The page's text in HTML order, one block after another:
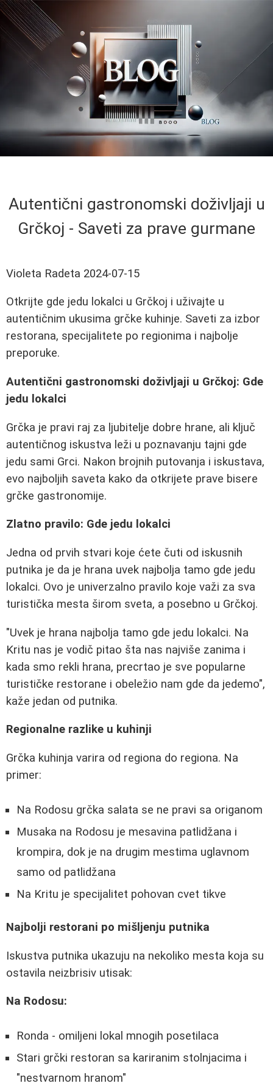
Autentični gastronomski doživljaji u
Grčkoj - Saveti za prave gurmane
Violeta Radeta 2024-07-15
Otkrijte gde jedu lokalci u Grčkoj i uživajte u
autentičnim ukusima grčke kuhinje. Saveti za izbor
restorana, specijalitete po regionima i najbolje
preporuke.
Autentični gastronomski doživljaji u Grčkoj: Gde
jedu lokalci
Grčka je pravi raj za ljubitelje dobre hrane, ali ključ
autentičnog iskustva leži u poznavanju tajni gde
jedu sami Grci. Nakon brojnih putovanja i iskustava,
evo najboljih saveta kako da otkrijete prave bisere
grčke gastronomije.
Zlatno pravilo: Gde jedu lokalci
Jedna od prvih stvari koje ćete čuti od iskusnih
putnika je da je hrana uvek najbolja tamo gde jedu
lokalci. Ovo je univerzalno pravilo koje važi za sva
turistička mesta širom sveta, a posebno u Grčkoj.
"Uvek je hrana najbolja tamo gde jedu lokalci. Na
Kritu nas je vodič pitao šta nas najviše zanima i
kada smo rekli hrana, precrtao je sve popularne
turističke restorane i obeležio nam gde da jedemo",
kaže jedan od putnika.
Regionalne razlike u kuhinji
Grčka kuhinja varira od regiona do regiona. Na
primer:
Na Rodosu grčka salata se ne pravi sa origanom
Musaka na Rodosu je mesavina patlidžana i
krompira, dok je na drugim mestima uglavnom
samo od patlidžana
Na Kritu je specijalitet pohovan cvet tikve
Najbolji restorani po mišljenju putnika
Iskustva putnika ukazuju na nekoliko mesta koja su
ostavila neizbrisiv utisak:
Na Rodosu:
Ronda - omiljeni lokal mnogih posetilaca
Stari grčki restoran sa kariranim stolnjacima i
"nestvarnom hranom"